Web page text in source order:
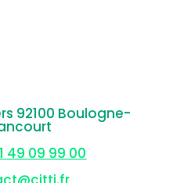
92100 Boulogne-
49 09 99 00